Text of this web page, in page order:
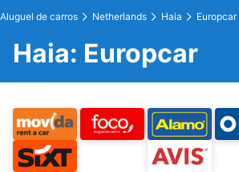
Aluguel de carros Netherlands Haia Europcar
Haia: Europcar